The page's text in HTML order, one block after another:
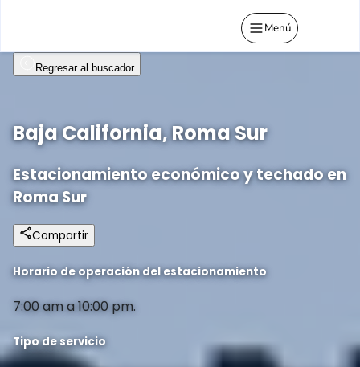
Menú
Regresar al buscador
Baja California, Roma Sur
Estacionamiento económico y techado en
Roma Sur
Compartir
Horario de operación del estacionamiento
7:00 am a 10:00 pm.
Tipo de servicio